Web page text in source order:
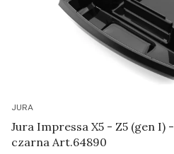
JURA
Jura Impressa X5 - Z5 (gen I)
czarna Art.64890